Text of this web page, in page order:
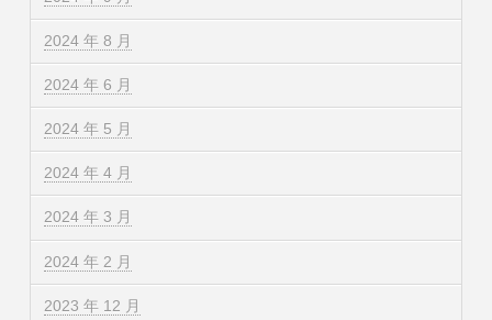
2024 年 8 月
2024 年 6 月
2024 年 5 月
2024 年 4 月
2024 年 3 月
2024 年 2 月
2023 年 12 月